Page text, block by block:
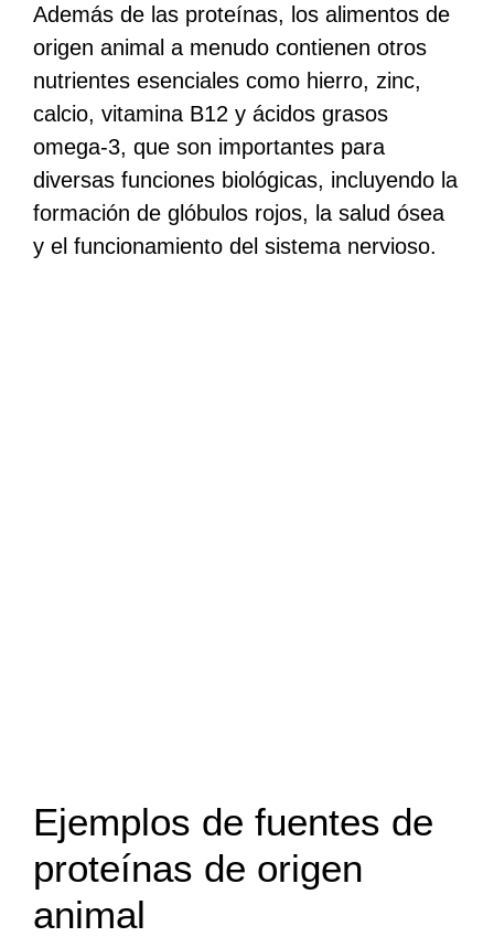
Además de las proteínas, los alimentos de
origen animal a menudo contienen otros
nutrientes esenciales como hierro, zinc,
calcio, vitamina B12 y ácidos grasos
omega-3, que son importantes para
diversas funciones biológicas, incluyendo la
formación de glóbulos rojos, la salud ósea
y el funcionamiento del sistema nervioso.
Ejemplos de fuentes de
proteínas de origen
animal